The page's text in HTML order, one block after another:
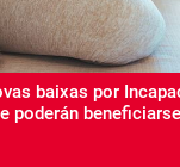
baixas por
poderán